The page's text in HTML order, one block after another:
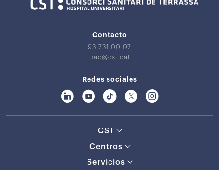
Contacto
93 731 00 07
uac@cst.cat
Redes sociales
CST
Centros
Servicios